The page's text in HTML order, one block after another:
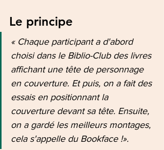
Le principe
« Chaque participant a d'abord
choisi dans le Biblio-Club des livres
affichant une tête de personnage
en couverture. Et puis, on a fait des
essais en positionnant la
couverture devant sa tête. Ensuite,
on a gardé les meilleurs montages,
cela s'appelle du Bookface !».